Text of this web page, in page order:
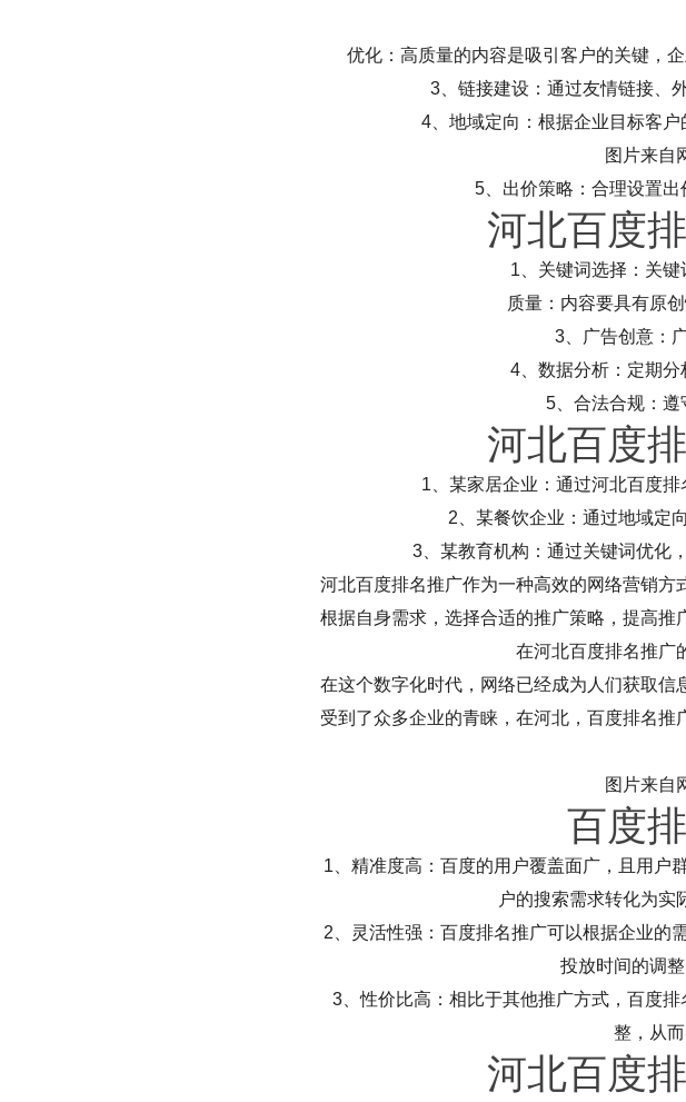
优化：高质量的内容是吸引客户的关键，
3、链接建设：通过友情链接、
4、地域定向：根据企业目标客
图片来自
5、出价策略：合理设置出
河北百度
1、关键词选择：关键
质量：内容要具有原
3、广告创意：
4、数据分析：定期分
5、合法合规：遵
河北百度
1、某家居企业：通过河北百度
2、某餐饮企业：通过地域定
3、某教育机构：通过关键词优化
河北百度排名推广作为一种高效的网络营销
根据自身需求，选择合适的推广策略，提高推
在河北百度排名推广
在这个数字化时代，网络已经成为人们获取
受到了众多企业的青睐，在河北，百度排名
图片来自
百度
1、精准度高：百度的用户覆盖面广，且用户
户的搜索需求转化为实
2、灵活性强：百度排名推广可以根据企业的
投放时间的调
3、性价比高：相比于其他推广方式，百度
整，从
河北百度